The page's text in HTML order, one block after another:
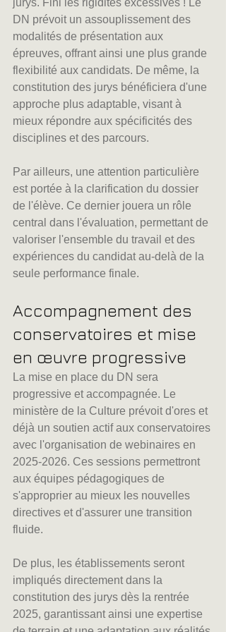
jurys. Fini les rigidités excessives ! Le
DN prévoit un assouplissement des
modalités de présentation aux
épreuves, offrant ainsi une plus grande
flexibilité aux candidats. De même, la
constitution des jurys bénéficiera d'une
approche plus adaptable, visant à
mieux répondre aux spécificités des
disciplines et des parcours.
Par ailleurs, une attention particulière
est portée à la clarification du dossier
de l'élève. Ce dernier jouera un rôle
central dans l'évaluation, permettant de
valoriser l'ensemble du travail et des
expériences du candidat au-delà de la
seule performance finale.
Accompagnement des
conservatoires et mise
en œuvre progressive
La mise en place du DN sera
progressive et accompagnée. Le
ministère de la Culture prévoit d'ores et
déjà un soutien actif aux conservatoires
avec l'organisation de webinaires en
2025-2026. Ces sessions permettront
aux équipes pédagogiques de
s'approprier au mieux les nouvelles
directives et d'assurer une transition
fluide.
De plus, les établissements seront
impliqués directement dans la
constitution des jurys dès la rentrée
2025, garantissant ainsi une expertise